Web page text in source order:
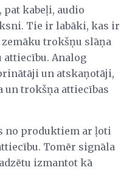
pat kabeļi, audio
Tie ir labāki, kas ir
trokšņu slāņa
Analog
un atskaņotāji,
un trokšņa attiecības
no produktiem ar ļoti
Tomēr signāla
izmantot kā